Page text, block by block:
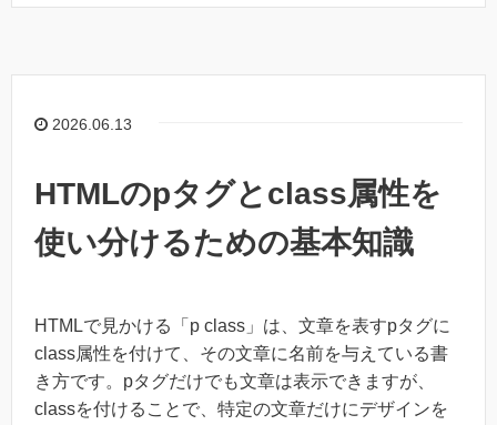
2026.06.13
HTMLのpタグとclass属性を
使い分けるための基本知識
HTMLで見かける「p class」は、文章を表すpタグに
class属性を付けて、その文章に名前を与えている書
き方です。pタグだけでも文章は表示できますが、
classを付けることで、特定の文章だけにデザインを